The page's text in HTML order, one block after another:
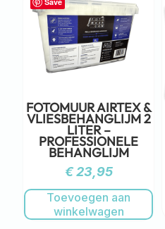
FOTOMUUR AIRTEX &
VLIESBEHANGLIJM 2
LITER –
PROFESSIONELE
BEHANGLIJM
€23,95
Toevoegen aan
winkelwagen